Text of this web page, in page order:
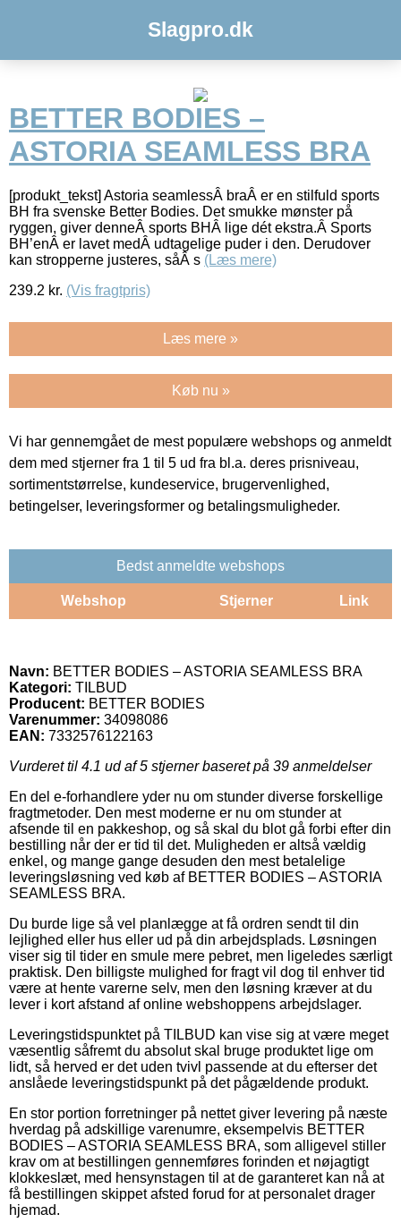
Slagpro.dk
BETTER BODIES –
ASTORIA SEAMLESS BRA
[produkt_tekst] Astoria seamlessÂ braÂ er en stilfuld sports
BH fra svenske Better Bodies. Det smukke mønster på
ryggen, giver denneÂ sports BHÂ lige dét ekstra.Â Sports
BH’enÂ er lavet medÂ udtagelige puder i den. Derudover
kan stropperne justeres, såÂ s (Læs mere)
239.2 kr. (Vis fragtpris)
Læs mere »
Køb nu »
Vi har gennemgået de mest populære webshops og anmeldt
dem med stjerner fra 1 til 5 ud fra bl.a. deres prisniveau,
sortimentstørrelse, kundeservice, brugervenlighed,
betingelser, leveringsformer og betalingsmuligheder.
Bedst anmeldte webshops
Webshop Stjerner Link
Navn: BETTER BODIES – ASTORIA SEAMLESS BRA
Kategori: TILBUD
Producent: BETTER BODIES
Varenummer: 34098086
EAN: 7332576122163
Vurderet til 4.1 ud af 5 stjerner baseret på 39 anmeldelser
En del e-forhandlere yder nu om stunder diverse forskellige
fragtmetoder. Den mest moderne er nu om stunder at
afsende til en pakkeshop, og så skal du blot gå forbi efter din
bestilling når der er tid til det. Muligheden er altså vældig
enkel, og mange gange desuden den mest betalelige
leveringsløsning ved køb af BETTER BODIES – ASTORIA
SEAMLESS BRA.
Du burde lige så vel planlægge at få ordren sendt til din
lejlighed eller hus eller ud på din arbejdsplads. Løsningen
viser sig til tider en smule mere pebret, men ligeledes særligt
praktisk. Den billigste mulighed for fragt vil dog til enhver tid
være at hente varerne selv, men den løsning kræver at du
lever i kort afstand af online webshoppens arbejdslager.
Leveringstidspunktet på TILBUD kan vise sig at være meget
væsentlig såfremt du absolut skal bruge produktet lige om
lidt, så herved er det uden tvivl passende at du efterser det
anslåede leveringstidspunkt på det pågældende produkt.
En stor portion forretninger på nettet giver levering på næste
hverdag på adskillige varenumre, eksempelvis BETTER
BODIES – ASTORIA SEAMLESS BRA, som alligevel stiller
krav om at bestillingen gennemføres forinden et nøjagtigt
klokkeslæt, med hensynstagen til at de garanteret kan nå at
få bestillingen skippet afsted forud for at personalet drager
hjemad.